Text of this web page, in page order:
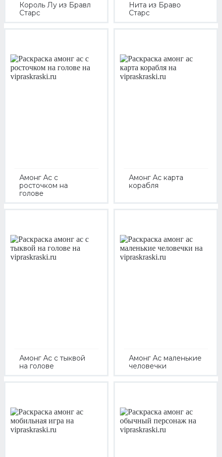
Король Лу из Бравл
Старс
Нита из Браво
Старс
Амонг Ас с
росточком на
голове
Амонг Ас карта
корабля
Амонг Ас с тыквой
на голове
Амонг Ас маленькие
человечки